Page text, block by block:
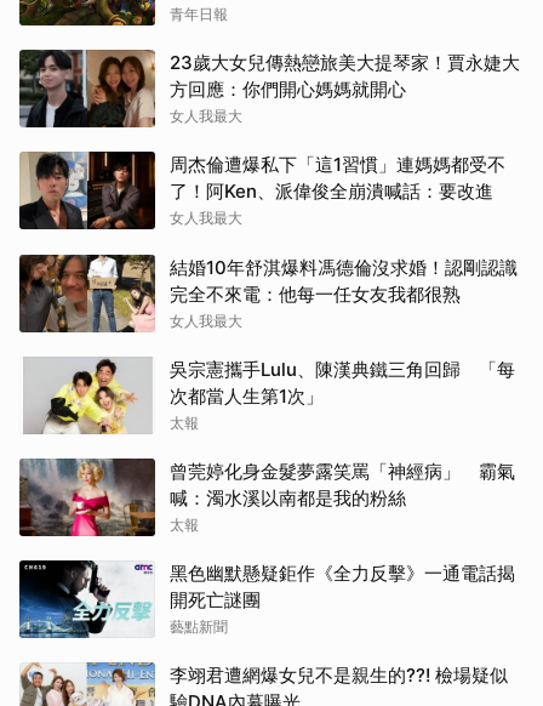
青年日報
23歲大女兒傳熱戀旅美大提琴家！賈永婕大
方回應：你們開心媽媽就開心
女人我最大
周杰倫遭爆私下「這1習慣」連媽媽都受不
了！阿Ken、派偉俊全崩潰喊話：要改進
女人我最大
結婚10年舒淇爆料馮德倫沒求婚！認剛認識
完全不來電：他每一任女友我都很熟
女人我最大
吳宗憲攜手Lulu、陳漢典鐵三角回歸 「每
次都當人生第1次」
太報
曾莞婷化身金髮夢露笑罵「神經病」 霸氣
喊：濁水溪以南都是我的粉絲
太報
黑色幽默懸疑鉅作《全力反擊》一通電話揭
開死亡謎團
藝點新聞
李翊君遭網爆女兒不是親生的??! 檢場疑似
驗DNA內幕曝光